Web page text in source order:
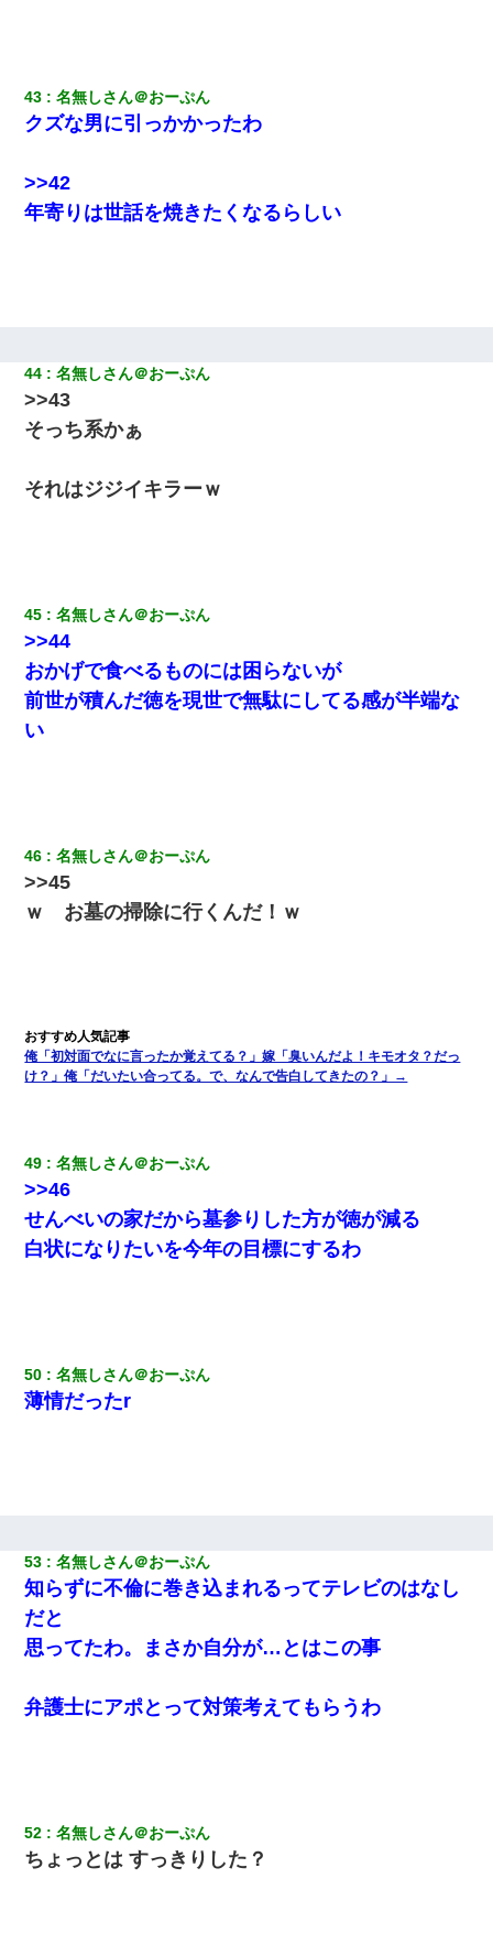
43 名無しさん＠おーぷん
クズな男に引っかかったわ
>>42
年寄りは世話を焼きたくなるらしい
44 名無しさん＠おーぷん
>>43
そっち系かぁ
それはジジイキラーｗ
45 名無しさん＠おーぷん
>>44
おかげで食べるものには困らないが
前世が積んだ徳を現世で無駄にしてる感が半端な
い
46 名無しさん＠おーぷん
>>45
ｗ お墓の掃除に行くんだ！ｗ
俺「初対面でなに言ったか覚えてる？」嫁「臭いんだよ！キモオタ？だっ
け？」俺「だいたい合ってる。で、なんで告白してきたの？」→
49 名無しさん＠おーぷん
>>46
せんべいの家だから墓参りした方が徳が減る
白状になりたいを今年の目標にするわ
50 名無しさん＠おーぷん
薄情だったr
53 名無しさん＠おーぷん
知らずに不倫に巻き込まれるってテレビのはなし
だと
思ってたわ。まさか自分が…とはこの事
弁護士にアポとって対策考えてもらうわ
52 名無しさん＠おーぷん
ちょっとは すっきりした？